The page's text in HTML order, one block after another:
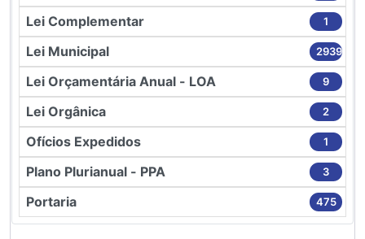
Lei Complementar 1
Lei Municipal 2939
Lei Orçamentária Anual - LOA 9
Lei Orgânica 2
Ofícios Expedidos 1
Plano Plurianual - PPA 3
Portaria 475